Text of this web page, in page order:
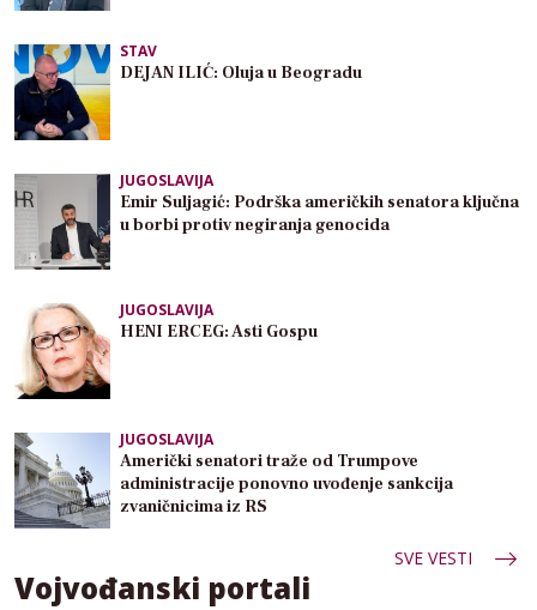
STAV
DEJAN ILIĆ: Oluja u Beogradu
JUGOSLAVIJA
Emir Suljagić: Podrška američkih senatora ključna
u borbi protiv negiranja genocida
JUGOSLAVIJA
HENI ERCEG: Asti Gospu
JUGOSLAVIJA
Američki senatori traže od Trumpove
administracije ponovno uvođenje sankcija
zvaničnicima iz RS
SVE VESTI
Vojvođanski portali